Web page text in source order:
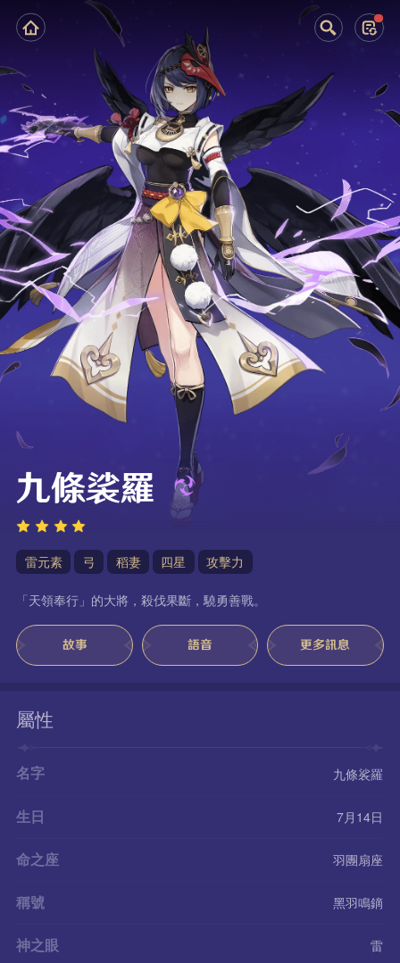
九條裟羅
雷元素 弓 稻妻 四星 攻擊力
「天領奉行」的大將，殺伐果斷，驍勇善戰。
故事 語音 更多訊息
屬性
名字 九條裟羅
生日 7月14日
命之座 羽團扇座
稱號 黑羽鳴鏑
神之眼 雷